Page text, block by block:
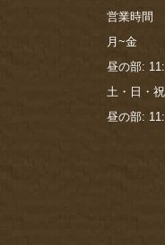
営業時間
月~金
昼の部:
土・日・祝
昼の部: